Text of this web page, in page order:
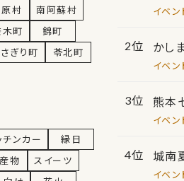
原村
南阿蘇村
木町
錦町
ぎり町 苓北町
チンカー
縁日
物
スイーツ
かし
熊本
城南